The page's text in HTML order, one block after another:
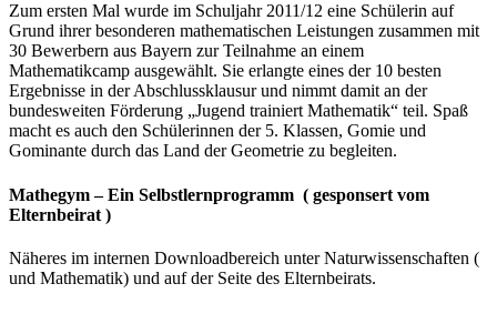
Zum ersten Mal wurde im Schuljahr 2011/12 eine Schülerin auf
Grund ihrer besonderen mathematischen Leistungen zusammen mit
30 Bewerbern aus Bayern zur Teilnahme an einem
Mathematikcamp ausgewählt. Sie erlangte eines der 10 besten
Ergebnisse in der Abschlussklausur und nimmt damit an der
bundesweiten Förderung „Jugend trainiert Mathematik“ teil. Spaß
macht es auch den Schülerinnen der 5. Klassen, Gomie und
Gominante durch das Land der Geometrie zu begleiten.
Mathegym – Ein Selbstlernprogramm ( gesponsert vom
Elternbeirat )
Näheres im internen Downloadbereich unter Naturwissenschaften (
und Mathematik) und auf der Seite des Elternbeirats.